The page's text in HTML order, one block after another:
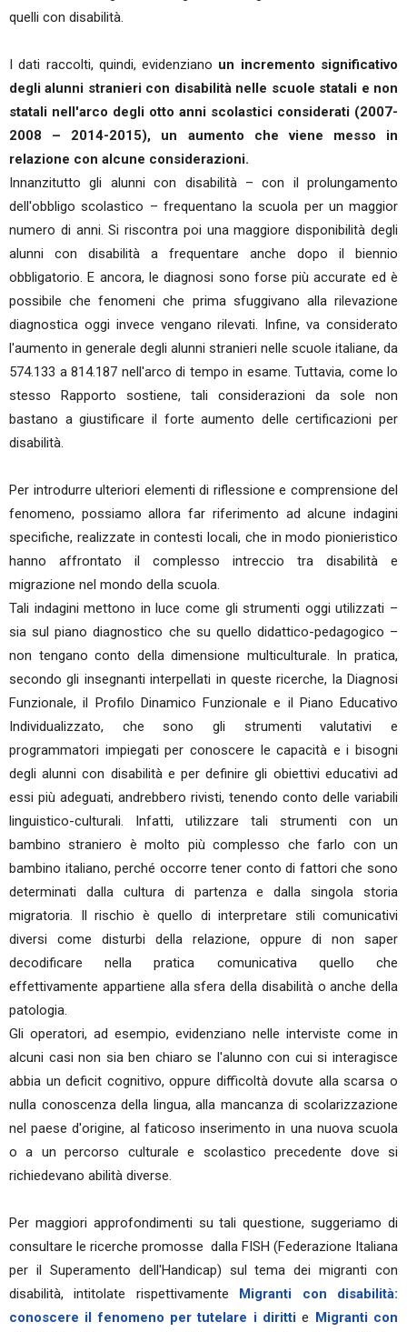
quelli con disabilità.
I dati raccolti, quindi, evidenziano un incremento significativo
degli alunni stranieri con disabilità nelle scuole statali e non
statali nell'arco degli otto anni scolastici considerati (2007-
2008 – 2014-2015), un aumento che viene messo in
relazione con alcune considerazioni.
Innanzitutto gli alunni con disabilità – con il prolungamento
dell'obbligo scolastico – frequentano la scuola per un maggior
numero di anni. Si riscontra poi una maggiore disponibilità degli
alunni con disabilità a frequentare anche dopo il biennio
obbligatorio. E ancora, le diagnosi sono forse più accurate ed è
possibile che fenomeni che prima sfuggivano alla rilevazione
diagnostica oggi invece vengano rilevati. Infine, va considerato
l'aumento in generale degli alunni stranieri nelle scuole italiane, da
574.133 a 814.187 nell'arco di tempo in esame. Tuttavia, come lo
stesso Rapporto sostiene, tali considerazioni da sole non
bastano a giustificare il forte aumento delle certificazioni per
disabilità.
Per introdurre ulteriori elementi di riflessione e comprensione del
fenomeno, possiamo allora far riferimento ad alcune indagini
specifiche, realizzate in contesti locali, che in modo pionieristico
hanno affrontato il complesso intreccio tra disabilità e
migrazione nel mondo della scuola.
Tali indagini mettono in luce come gli strumenti oggi utilizzati –
sia sul piano diagnostico che su quello didattico-pedagogico –
non tengano conto della dimensione multiculturale. In pratica,
secondo gli insegnanti interpellati in queste ricerche, la Diagnosi
Funzionale, il Profilo Dinamico Funzionale e il Piano Educativo
Individualizzato, che sono gli strumenti valutativi e
programmatori impiegati per conoscere le capacità e i bisogni
degli alunni con disabilità e per definire gli obiettivi educativi ad
essi più adeguati, andrebbero rivisti, tenendo conto delle variabili
linguistico-culturali. Infatti, utilizzare tali strumenti con un
bambino straniero è molto più complesso che farlo con un
bambino italiano, perché occorre tener conto di fattori che sono
determinati dalla cultura di partenza e dalla singola storia
migratoria. Il rischio è quello di interpretare stili comunicativi
diversi come disturbi della relazione, oppure di non saper
decodificare nella pratica comunicativa quello che
effettivamente appartiene alla sfera della disabilità o anche della
patologia.
Gli operatori, ad esempio, evidenziano nelle interviste come in
alcuni casi non sia ben chiaro se l'alunno con cui si interagisce
abbia un deficit cognitivo, oppure difficoltà dovute alla scarsa o
nulla conoscenza della lingua, alla mancanza di scolarizzazione
nel paese d'origine, al faticoso inserimento in una nuova scuola
o a un percorso culturale e scolastico precedente dove si
richiedevano abilità diverse.
Per maggiori approfondimenti su tali questione, suggeriamo di
consultare le ricerche promosse dalla FISH (Federazione Italiana
per il Superamento dell'Handicap) sul tema dei migranti con
disabilità, intitolate rispettivamente
Migranti con disabilità:
conoscere il fenomeno per tutelare i diritti e Migranti con